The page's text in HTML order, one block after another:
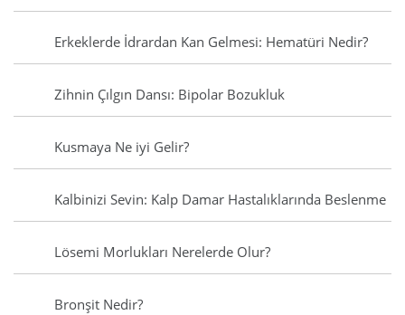
Erkeklerde İdrardan Kan Gelmesi: Hematüri Nedir?
Zihnin Çılgın Dansı: Bipolar Bozukluk
Kusmaya Ne iyi Gelir?
Kalbinizi Sevin: Kalp Damar Hastalıklarında Beslenme
Lösemi Morlukları Nerelerde Olur?
Bronşit Nedir?